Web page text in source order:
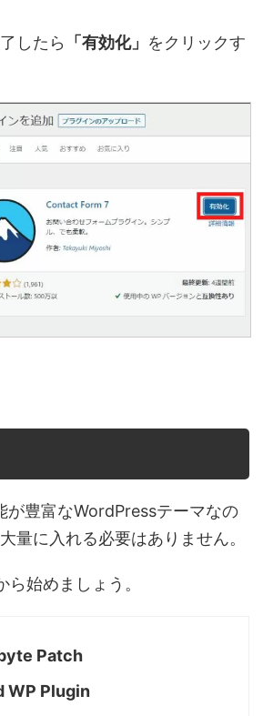
したら 「有効化」 をクリックす
が豊富なWordPressテーマなの
量に入れる必要はありません。
ら始めましょう。
Patch
WP Plugin